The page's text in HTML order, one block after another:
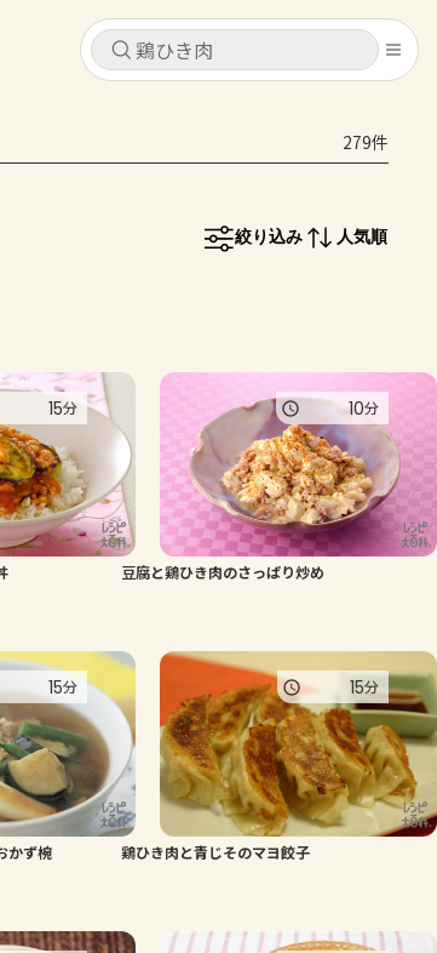
キャンセル
ログインするとレシピを保存できます
コンテンツ
レシピ
トーク
よくあるお問い合わせ
お買い物
AJINOMOTO PARK とは
キャンセル
コンテンツ
279件
絞り込み 人気順
15分
豆腐と鶏ひき肉のさっぱり炒め
10分
かず椀
15分
鶏ひき肉と青じそのマヨ餃子
15分